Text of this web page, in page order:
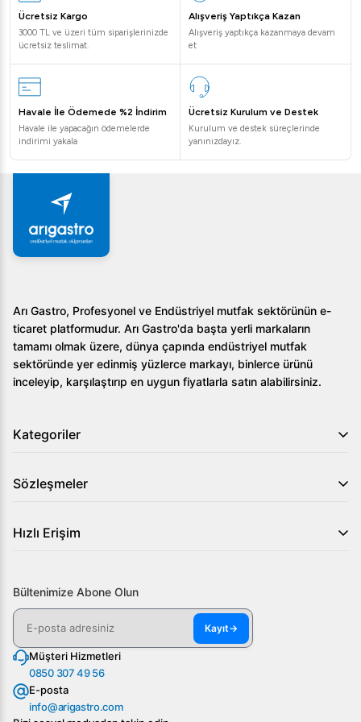
Ücretsiz Kargo
3000 TL ve üzeri tüm siparişlerinizde
ücretsiz teslimat.
Alışveriş Yaptıkça Kazan
Alışveriş yaptıkça kazanmaya devam
et
Havale İle Ödemede %2 İndirim
Havale ile yapacağın ödemelerde
indirimi yakala
Ücretsiz Kurulum ve Destek
Kurulum ve destek süreçlerinde
yanınızdayız.
Arı Gastro, Profesyonel ve Endüstriyel mutfak sektörünün e-
ticaret platformudur. Arı Gastro'da başta yerli markaların
tamamı olmak üzere, dünya çapında endüstriyel mutfak
sektöründe yer edinmiş yüzlerce markayı, binlerce ürünü
inceleyip, karşılaştırıp en uygun fiyatlarla satın alabilirsiniz.
Kategoriler
Sözleşmeler
Hızlı Erişim
Bültenimize Abone Olun
Kayıt→
Müşteri Hizmetleri
0850 307 49 56
E-posta
info@arigastro.com